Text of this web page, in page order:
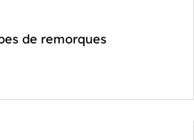
de remorques